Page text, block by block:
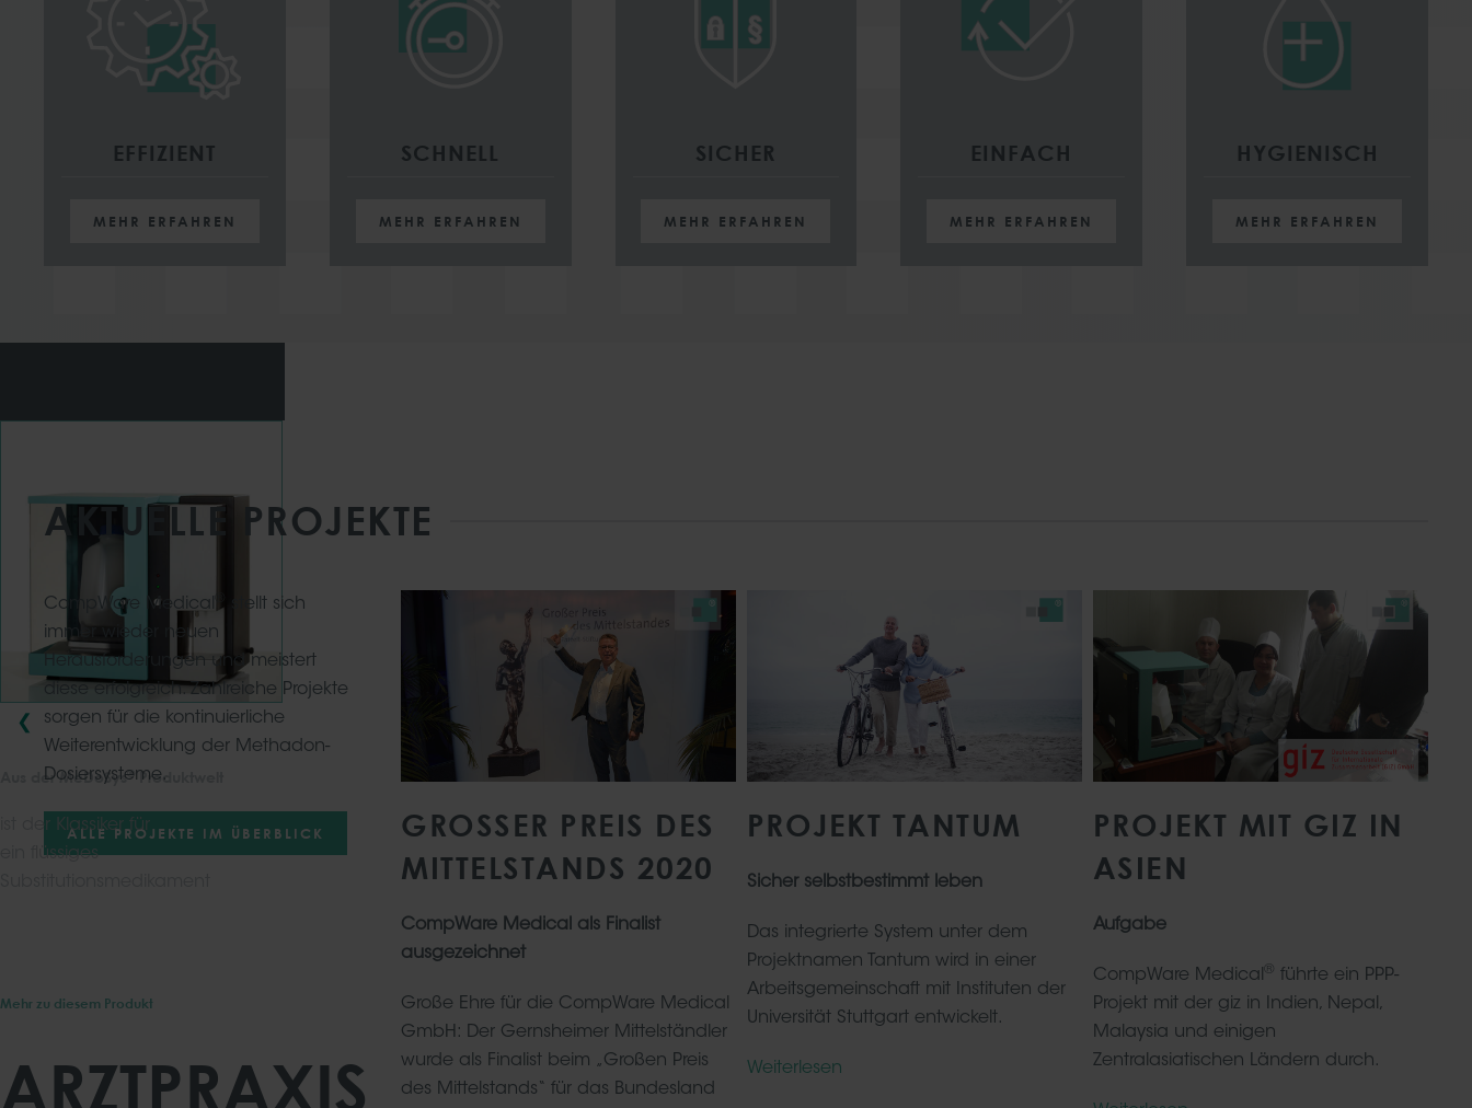
❮
Aus der MeDoSys®Produktwelt
ist der Klassiker für
ein flüssiges
Mehr zu diesem Produkt
ARZTPRAXIS
EFFIZIENT
MEHR ERFAHREN
SCHNELL
MEHR ERFAHREN
SICHER
MEHR ERFAHREN
EINFACH
MEHR ERFAHREN
HYGIENISCH
MEHR ERFAHREN
AKTUELLE PROJEKTE
CompWare Medical
stellt sich
immer wieder neuen
Herausforderungen und meistert
diese erfolgreich. Zahlreiche Projekte
sorgen für die kontinuierliche
Weiterentwicklung der Methadon-
Dosiersysteme.
ALLE PROJEKTE IM ÜBERBLICK
GROSSER PREIS DES M
ITTELSTANDS 2020
CompWare Medical als Finalist
ausgezeichnet
Große Ehre für die CompWare Medical
GmbH: Der Gernsheimer Mittelständler
wurde als Finalist beim „Großen Preis
des Mittelstands“ für das Bundesland
PROJEKT TANTUM
Sicher selbstbestimmt leben
Das integrierte System unter dem
Projektnamen Tantum wird in einer
Arbeitsgemeinschaft mit Instituten der
Universität Stuttgart entwickelt.
Weiterlesen
PROJEKT MIT GIZ IN
ASIEN
Aufgabe
CompWare Medical ® führte ein PPP-
Projekt mit der giz in Indien, Nepal,
Malaysia und einigen
Zentralasiatischen Ländern durch.